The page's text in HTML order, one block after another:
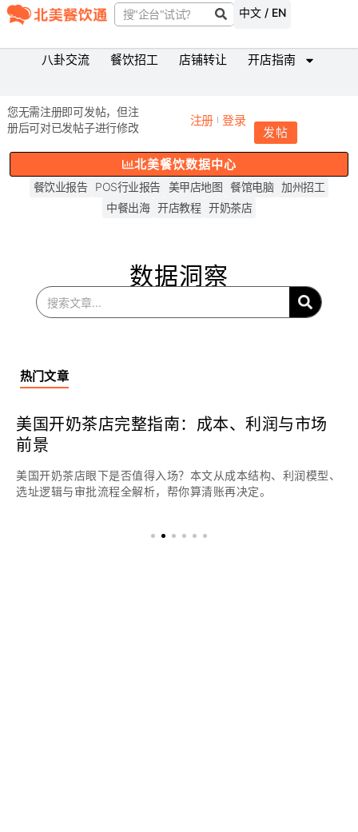
中文 / EN
八卦交流 餐饮招工 店铺转让 开店指南
您无需注册即可发帖，但注
册后可对已发帖子进行修改
注册 登录
发帖
北美餐饮数据中心
餐饮业报告 POS行业报告 美甲店地图 餐馆电脑
加州招工
中餐出海 开店教程 开奶茶店
数据洞察
热门文章
美国开奶茶店完整指南：成本、利润与市场
前景
美国开奶茶店眼下是否值得入场？本文从成本结构、利润模型、
选址逻辑与审批流程全解析，帮你算清账再决定。